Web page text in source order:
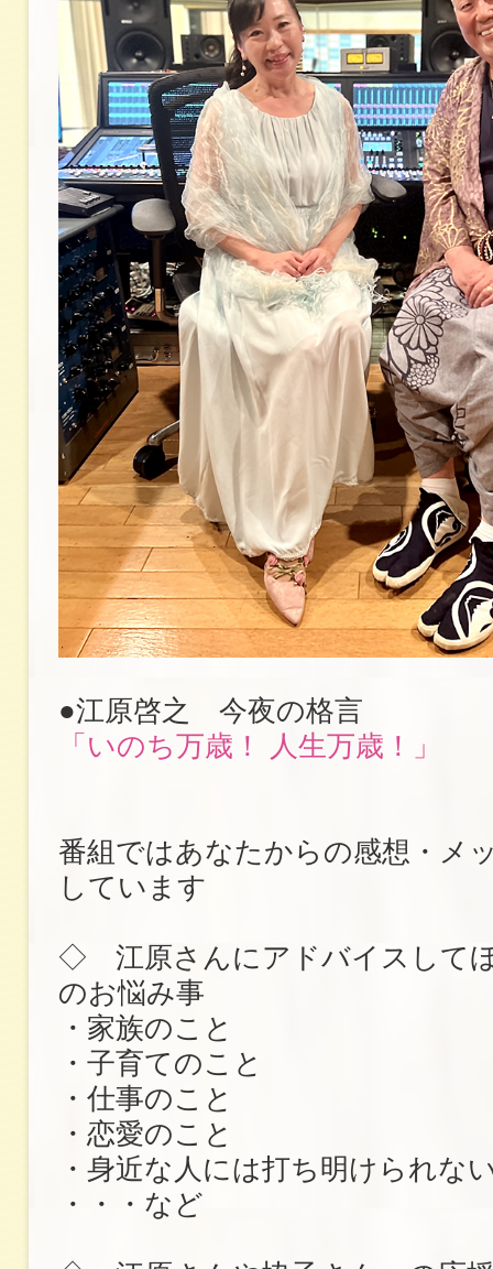
●江原啓之 今夜の格言
「いのち万歳！ 人生万歳！」
番組ではあなたからの感想・メ
しています
◇ 江原さんにアドバイスして
のお悩み事
・家族のこと
・子育てのこと
・仕事のこと
・恋愛のこと
・身近な人には打ち明けられな
・・・など